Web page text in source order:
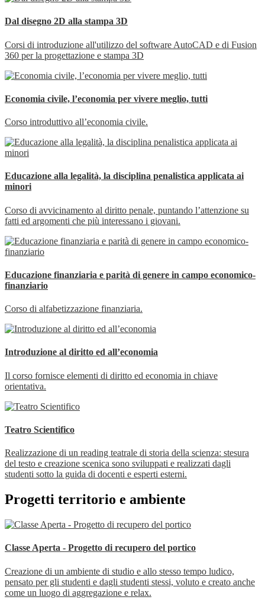
Dal disegno 2D alla stampa 3D
Corsi di introduzione all'utilizzo del software AutoCAD e di Fusion
360 per la progettazione e stampa 3D
Economia civile, l’economia per vivere meglio, tutti
Corso introduttivo all’economia civile.
Educazione alla legalità, la disciplina penalistica applicata ai
minori
Corso di avvicinamento al diritto penale, puntando l’attenzione su
fatti ed argomenti che più interessano i giovani.
Educazione finanziaria e parità di genere in campo economico-
finanziario
Corso di alfabetizzazione finanziaria.
Introduzione al diritto ed all’economia
Il corso fornisce elementi di diritto ed economia in chiave
orientativa.
Teatro Scientifico
Realizzazione di un reading teatrale di storia della scienza: stesura
del testo e creazione scenica sono sviluppati e realizzati dagli
studenti sotto la guida di docenti e esperti esterni.
Progetti territorio e ambiente
Classe Aperta - Progetto di recupero del portico
Creazione di un ambiente di studio e allo stesso tempo ludico,
pensato per gli studenti e dagli studenti stessi, voluto e creato anche
come un luogo di aggregazione e relax.